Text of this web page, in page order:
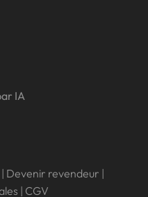
IA
| Devenir revendeur |
| CGV